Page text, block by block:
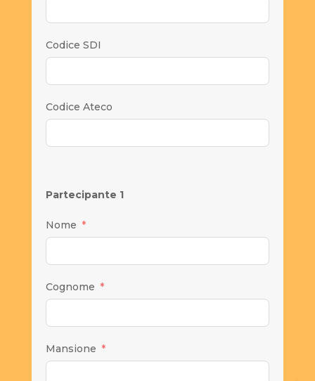
Codice SDI
Codice Ateco
Partecipante 1
Nome
Cognome
Mansione